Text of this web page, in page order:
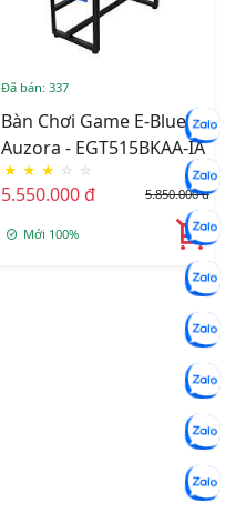
Đã bán: 337
Bàn Chơi Game E-Blue™ -
Auzora - EGT515BKAA-IA
★ ★ ★ ☆ ☆
5.550.000 đ 5.850.000 đ
Mới 100%